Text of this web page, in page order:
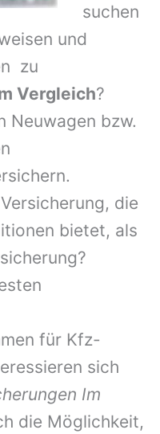
suchen
und
zu
Vergleich?
Neuwagen bzw.
die
bietet, als
für Kfz-
sich
Im
die Möglichkeit,